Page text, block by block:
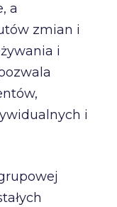
a
zmian i
i
i